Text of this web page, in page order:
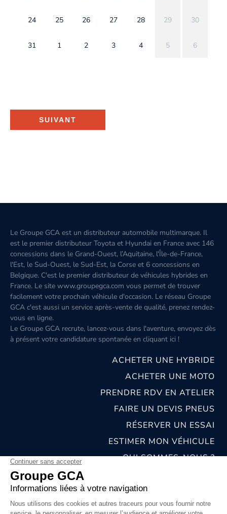
24 25 26 27 28 29 30
31 1 2 3 4 5 6
SUIVANT
Le Groupe GCA est un distributeur automobile multimarque. Il
est le premier distributeur Toyota et Hyundai en France avec 146
concessions dans le Grand-Ouest, l’Aquitaine, l'Île-de-France,
l'Est, le Sud-Ouest, le Sud-Est, la Corse et 6 concessions en
Belgique. C'est le premier distributeur de véhicules hybrides en
France. Le site www.groupegca.com vous permet de trouver
facilement votre prochain véhicule d'occasion. Le réseau Groupe
GCA c'est aussi un service après-vente de qualité, prenez rendez-
vous en ligne.
Le Groupe GCA recrute, lancez-vous dans l'aventure, envoyez dès
à présent votre candidature spontanée en cliquant ici !
ACHETER UNE HYBRIDE
ACHETER UNE MOTO
PRENDRE RDV EN ATELIER
FAIRE UN DEVIS PNEUS
RÉSERVER UN ESSAI
ESTIMER MON VÉHICULE
QUI SOMMES-NOUS ?
NOS CONCESSIONS & CARROSSERIES
MENTIONS LÉGALES